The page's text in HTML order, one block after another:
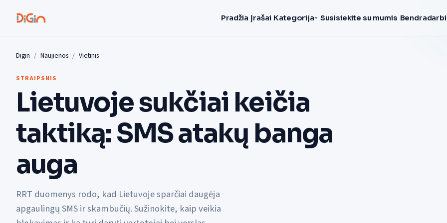
Pradžia Įrašai Kategorija Susisiekite su mumis
Digin Naujienos Vietinis
STRAIPSNIS
Lietuvoje sukčiai keičia
taktiką: SMS atakų banga
auga
RRT duomenys rodo, kad Lietuvoje sparčiai daugėja
apgaulingų SMS ir skambučių. Sužinokite, kaip veikia